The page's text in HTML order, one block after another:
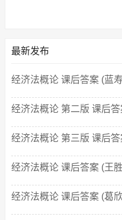
最新发布
经济法概论 课后答案 (蓝
经济法概论 第二版 课后
经济法概论 第三版 课后
经济法概论 课后答案 (王
经济法概论 课后答案 (葛